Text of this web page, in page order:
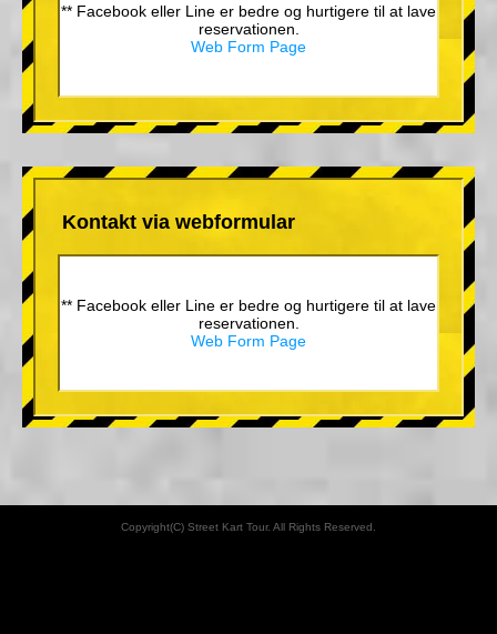
** Facebook eller Line er bedre og hurtigere til at lave
reservationen.
Web Form Page
Kontakt via webformular
** Facebook eller Line er bedre og hurtigere til at lave
reservationen.
Web Form Page
Copyright(C) Street Kart Tour. All Rights Reserved.